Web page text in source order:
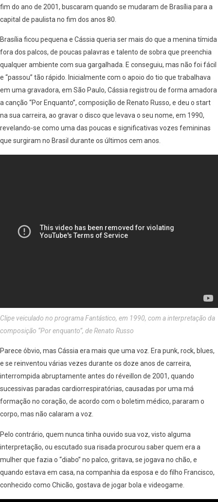
fim do ano de 2001, buscaram quando se mudaram de Brasília para a
capital de paulista no fim dos anos 80.
Brasília ficou pequena e Cássia queria ser mais do que a menina tímida
fora dos palcos, de poucas palavras e talento de sobra que preenchia
qualquer ambiente com sua gargalhada. E conseguiu, mas não foi fácil
e “passou” tão rápido. Inicialmente com o apoio do tio que trabalhava
em uma gravadora, em São Paulo, Cássia registrou de forma amadora
a canção “Por Enquanto”, composição de Renato Russo, e deu o start
na sua carreira, ao gravar o disco que levava o seu nome, em 1990,
revelando-se como uma das poucas e significativas vozes femininas
que surgiram no Brasil durante os últimos cem anos.
Clipe veiculado no programa Fantástico, em 1990, com a interpretação da
composição “Por enquanto”, de Renato Russo
Parece óbvio, mas Cássia era mais que uma voz. Era punk, rock, blues,
e se reinventou várias vezes durante os doze anos de carreira,
interrompida abruptamente antes do réveillon de 2001, quando
sucessivas paradas cardiorrespiratórias, causadas por uma má
formação no coração, de acordo com o boletim médico, pararam o
corpo, mas não calaram a voz.
Pelo contrário, quem nunca tinha ouvido sua voz, visto alguma
interpretação, ou escutado sua risada procurou saber quem era a
mulher que fazia o “diabo” no palco, gritava, se jogava no chão, e
quando estava em casa, na companhia da esposa e do filho Francisco,
conhecido como Chicão, gostava de jogar bola e videogame.